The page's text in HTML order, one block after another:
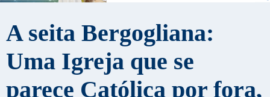
A seita Bergogliana:
Uma Igreja que se
parece Católica por fora,